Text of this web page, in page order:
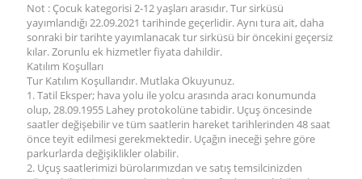
Not : Çocuk kategorisi 2-12 yaşları arasıdır. Tur sirküsü
yayımlandığı 22.09.2021 tarihinde geçerlidir. Aynı tura ait, daha
sonraki bir tarihte yayımlanacak tur sirküsü bir öncekini geçersiz
kılar. Zorunlu ek hizmetler fiyata dahildir.
Katılım Koşulları
Tur Katılım Koşullarıdır. Mutlaka Okuyunuz.
1. Tatil Eksper; hava yolu ile yolcu arasında aracı konumunda
olup, 28.09.1955 Lahey protokolüne tabidir. Uçuş öncesinde
saatler değişebilir ve tüm saatlerin hareket tarihlerinden 48 saat
önce teyit edilmesi gerekmektedir. Uçağın ineceği şehre göre
parkurlarda değişiklikler olabilir.
2. Uçuş saatlerimizi bürolarımızdan ve satış temsilcinizden